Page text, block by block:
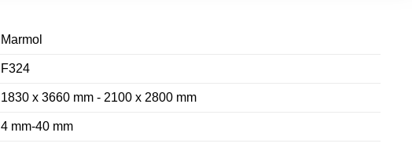
Marmol
F324
1830 x 3660 mm - 2100 x 2800 mm
4 mm-40 mm